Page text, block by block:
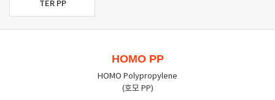
TER PP
HOMO PP
HOMO Polypropylene
(호모 PP)